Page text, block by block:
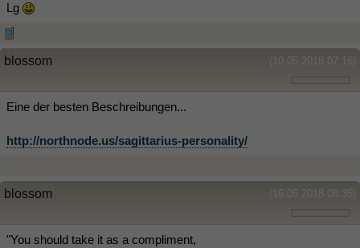
Lg
(10.05.2018 07:16)
blossom
Eine der besten Beschreibungen...
http://northnode.us/sagittarius-personality/
(16.05.2018 08:35)
blossom
"You should take it as a compliment,